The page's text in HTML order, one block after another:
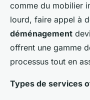
admin 21 mars 2025
comme du mobilier
lourd, faire appel à
déménagement
offrent une gamme
processus tout en
Types de services